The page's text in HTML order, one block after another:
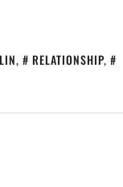
, RELATIONSHIP,